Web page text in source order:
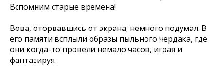
Вспомним старые времена!
Вова, оторвавшись от экрана, немного подумал. В
его памяти всплыли образы пыльного чердака, где
они когда-то провели немало часов, играя и
фантазируя.